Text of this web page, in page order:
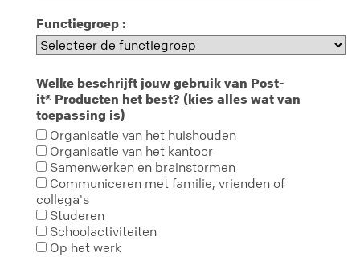
Functiegroep :
Welke beschrijft jouw gebruik van Post-
it® Producten het best? (kies alles wat van
toepassing is)
Organisatie van het huishouden
Organisatie van het kantoor
Samenwerken en brainstormen
Communiceren met familie, vrienden of
collega's
Studeren
Schoolactiviteiten
Op het werk